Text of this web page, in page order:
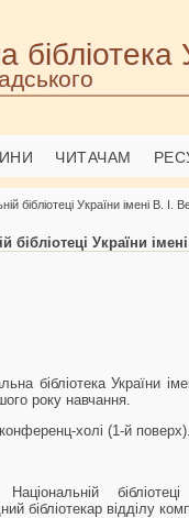
бібліотека
ЧИТАЧАМ
бібліотеці України імені В. І.
бібліотеці України
бібліотека України
року навчання.
холі (1-й поверх).
бібліотекар відділу